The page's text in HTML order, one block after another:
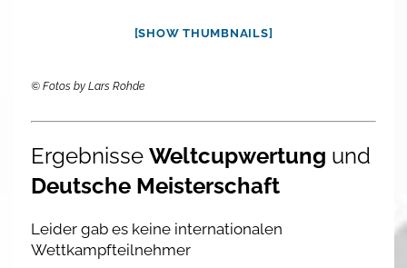
[SHOW THUMBNAILS]
© Fotos by Lars Rohde
Ergebnisse Weltcupwertung und
Deutsche Meisterschaft
Leider gab es keine internationalen
Wettkampfteilnehmer